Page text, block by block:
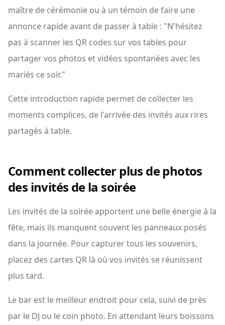
maître de cérémonie ou à un témoin de faire une
annonce rapide avant de passer à table : "N'hésitez
pas à scanner les QR codes sur vos tables pour
partager vos photos et vidéos spontanées avec les
mariés ce soir."
Cette introduction rapide permet de collecter les
moments complices, de l'arrivée des invités aux rires
partagés à table.
Comment collecter plus de photos
des invités de la soirée
Les invités de la soirée apportent une belle énergie à la
fête, mais ils manquent souvent les panneaux posés
dans la journée. Pour capturer tous les souvenirs,
placez des cartes QR là où vos invités se réunissent
plus tard.
Le bar est le meilleur endroit pour cela, suivi de près
par le DJ ou le coin photo. En attendant leurs boissons